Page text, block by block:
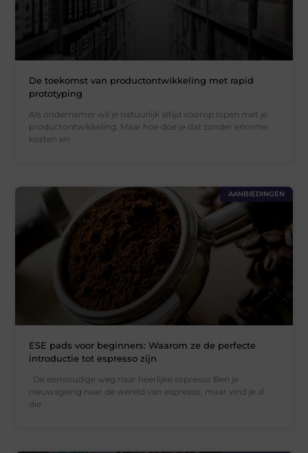
De toekomst van productontwikkeling met rapid
prototyping
Als ondernemer wil je natuurlijk altijd voorop lopen met je
productontwikkeling. Maar hoe doe je dat zonder enorme
kosten en
AANBIEDINGEN
ESE pads voor beginners: Waarom ze de perfecte
introductie tot espresso zijn
De eenvoudige weg naar heerlijke espresso Ben je
nieuwsgierig naar de wereld van espresso, maar vind je al
die